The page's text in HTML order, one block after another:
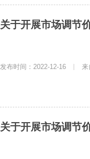
关于开展市场调节
发布时间：2022-12-16 来
关于开展市场调节